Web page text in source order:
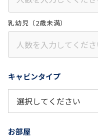
乳幼児（2歳未満）
キャビンタイプ
お部屋